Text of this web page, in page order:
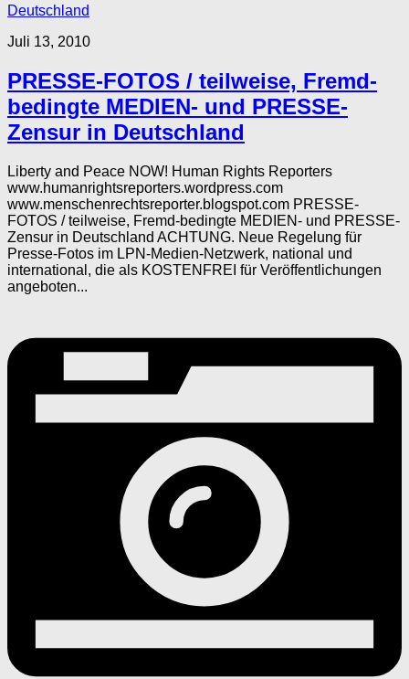
Deutschland
Juli 13, 2010
PRESSE-FOTOS / teilweise, Fremd-
bedingte MEDIEN- und PRESSE-
Zensur in Deutschland
Liberty and Peace NOW! Human Rights Reporters
www.humanrightsreporters.wordpress.com
www.menschenrechtsreporter.blogspot.com PRESSE-
FOTOS / teilweise, Fremd-bedingte MEDIEN- und PRESSE-
Zensur in Deutschland ACHTUNG. Neue Regelung für
Presse-Fotos im LPN-Medien-Netzwerk, national und
international, die als KOSTENFREI für Veröffentlichungen
angeboten...